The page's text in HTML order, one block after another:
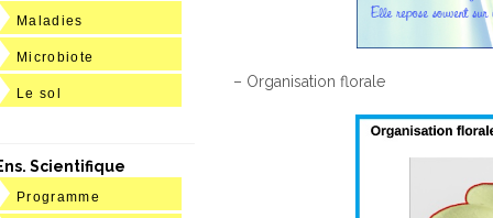
– Organisation florale
Maladies
Microbiote
Le sol
Scientifique
Programme